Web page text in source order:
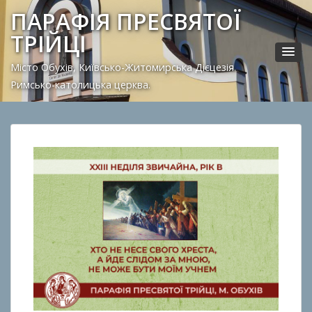
ПАРАФІЯ ПРЕСВЯТОЇ
ТРІЙЦІ
Місто Обухів, Київсько-Житомирська Дієцезія.
Римсько-католицька церква.